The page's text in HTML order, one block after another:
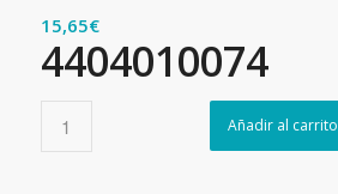
15,65€
4404010074
Añadir al carrito